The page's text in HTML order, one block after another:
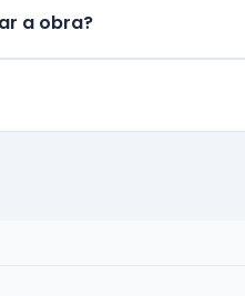
a obra?